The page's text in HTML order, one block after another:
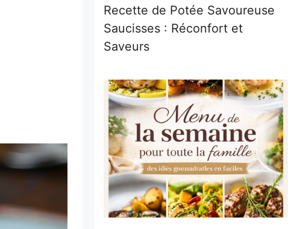
Recette de Potée Savoureuse
Saucisses : Réconfort et
Saveurs